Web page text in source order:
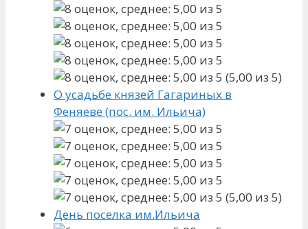
(5,00 из 5)
О усадьбе князей Гагариных в
Феняеве (пос. им. Ильича)
(5,00 из 5)
День поселка им.Ильича